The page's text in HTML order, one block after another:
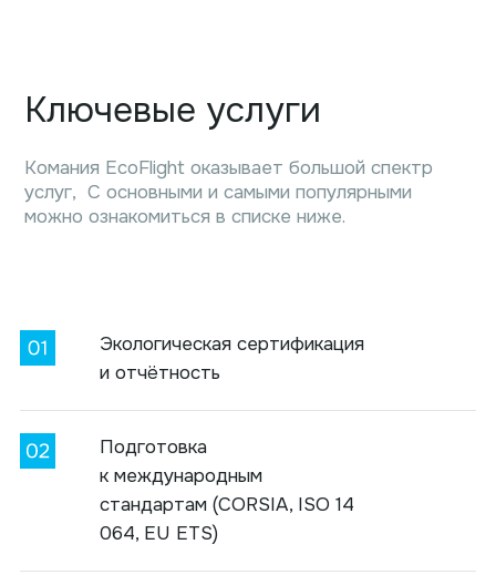
Ключевые услуги
Комания EcoFlight оказывает большой спектр
услуг, С основными и самыми популярными
можно ознакомиться в списке ниже.
Экологическая сертификация
и отчётность
Подготовка
к международным
стандартам (CORSIA, ISO 14
064, EU ETS)